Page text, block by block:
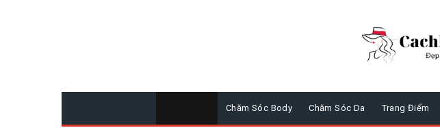
Chăm Sóc Body Chăm Sóc Da Trang Điểm